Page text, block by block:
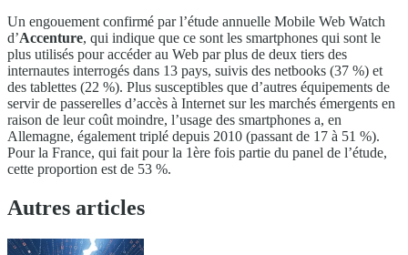
Un engouement confirmé par l’étude annuelle Mobile Web Watch
d’Accenture, qui indique que ce sont les smartphones qui sont le
plus utilisés pour accéder au Web par plus de deux tiers des
internautes interrogés dans 13 pays, suivis des netbooks (37 %) et
des tablettes (22 %). Plus susceptibles que d’autres équipements de
servir de passerelles d’accès à Internet sur les marchés émergents en
raison de leur coût moindre, l’usage des smartphones a, en
Allemagne, également triplé depuis 2010 (passant de 17 à 51 %).
Pour la France, qui fait pour la 1ère fois partie du panel de l’étude,
cette proportion est de 53 %.
Autres articles